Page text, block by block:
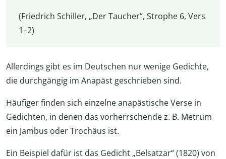
(Friedrich Schiller, „Der Taucher“, Strophe 6, Vers
1–2)
Allerdings gibt es im Deutschen nur wenige Gedichte,
die durchgängig im Anapäst geschrieben sind.
Häufiger finden sich einzelne anapästische Verse in
Gedichten, in denen das vorherrschende z. B. Metrum
ein Jambus oder Trochäus ist.
Ein Beispiel dafür ist das Gedicht „Belsatzar“ (1820) von